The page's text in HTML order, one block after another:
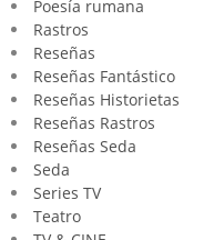
Poesía rumana
Rastros
Reseñas
Reseñas Fantástico
Reseñas Historietas
Reseñas Rastros
Reseñas Seda
Seda
Series TV
Teatro